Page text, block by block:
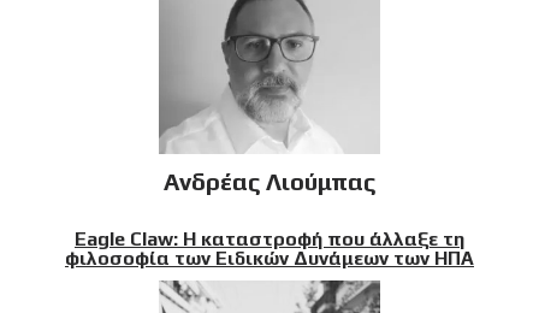
Ανδρέας Λιούμπας
Eagle Claw: Η καταστροφή που άλλαξε τη
φιλοσοφία των Ειδικών Δυνάμεων των ΗΠΑ